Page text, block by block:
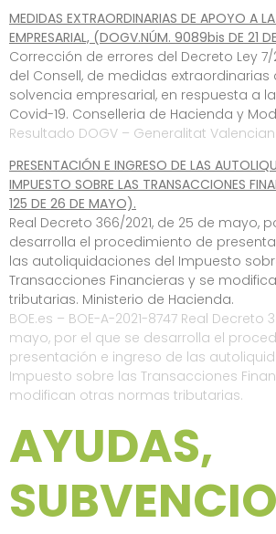
MEDIDAS EXTRAORDINARIAS DE APOYO A
EMPRESARIAL, (DOGV.NÚM. 9089bis DE 21
Corrección de errores del Decreto Ley 7/
del Consell, de medidas
solvencia empresarial, en respuesta a
Covid-19. Conselleria de Hacienda y
Resultado DOGV – Generalitat
PRESENTACIÓN E INGRESO DE LAS
IMPUESTO SOBRE LAS TRANSACCIONES
125 DE 26 DE MAYO).
Real Decreto 366/2021, de 25 de mayo,
desarrolla el procedimiento de
las autoliquidaciones del Impuesto
Transacciones Financieras y se
tributarias. Ministerio de Hacienda.
BOE.es – BOE-A-2021-8747 Real Decreto
mayo, por el que se desarrolla el
presentación e ingreso de las
Impuesto sobre las Transacciones
modifican otras normas tributarias.
AYUDAS,